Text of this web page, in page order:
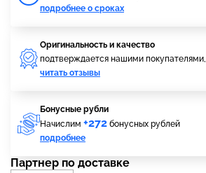
подробнее о сроках
Оригинальность и качество
подтверждается нашими покупателями,
читать отзывы
Бонусные рубли
Начислим +272 бонусных рублей
подробнее
Партнер по доставке